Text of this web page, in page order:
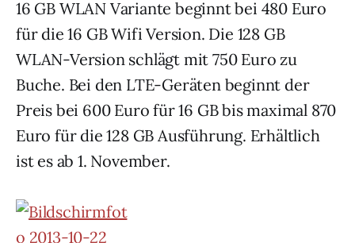
16 GB WLAN Variante beginnt bei 480 Euro
für die 16 GB Wifi Version. Die 128 GB
WLAN-Version schlägt mit 750 Euro zu
Buche. Bei den LTE-Geräten beginnt der
Preis bei 600 Euro für 16 GB bis maximal 870
Euro für die 128 GB Ausführung. Erhältlich
ist es ab 1. November.